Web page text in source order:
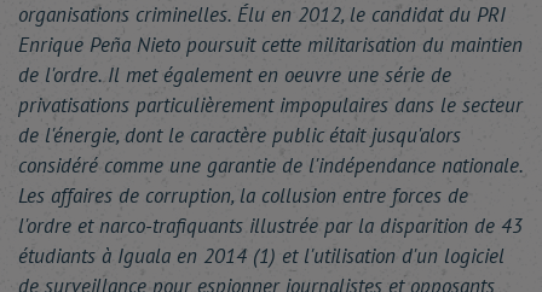
organisations criminelles. Élu en 2012, le candidat du PRI
Enrique Peña Nieto poursuit cette militarisation du maintien
de l'ordre. Il met également en oeuvre une série de
privatisations particulièrement impopulaires dans le secteur
de l'énergie, dont le caractère public était jusqu'alors
considéré comme une garantie de l'indépendance nationale.
Les affaires de corruption, la collusion entre forces de
l'ordre et narco-trafiquants illustrée par la disparition de 43
étudiants à Iguala en 2014 (1) et l'utilisation d'un logiciel
de surveillance pour espionner journalistes et opposants